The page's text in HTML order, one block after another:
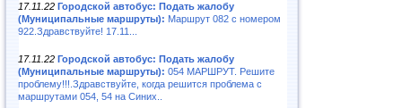
17.11.22 Городской автобус: Подать жалобу
(Муниципальные маршруты): Маршрут 082 с номером
922.Здравствуйте! 17.11...
17.11.22 Городской автобус: Подать жалобу
(Муниципальные маршруты): 054 МАРШРУТ. Решите
проблему!!!.Здравствуйте, когда решится проблема с
маршрутами 054, 54 на Синих..